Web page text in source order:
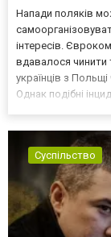
Напади поляків
інтересів.
вдавалося чинити
українців з
Однак подібні
Суспільство